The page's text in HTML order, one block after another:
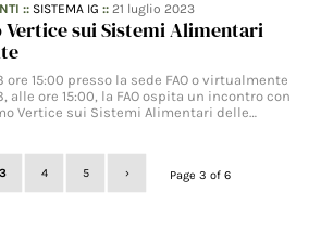
:: SISTEMA IG ::21 luglio 2023
Vertice sui Sistemi Alimentari
15:00 presso la sede FAO o virtualmente
alle ore 15:00, la FAO ospita un incontro con
Vertice sui Sistemi Alimentari delle…
Page 3 of 6
3 4 5 ›